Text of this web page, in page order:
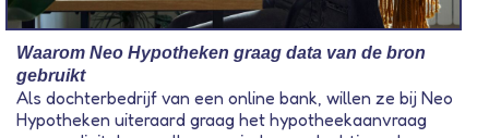
Waarom Neo Hypotheken graag data van de bron
gebruikt
Als dochterbedrijf van een online bank, willen ze bij Neo
Hypotheken uiteraard graag het hypotheekaanvraag